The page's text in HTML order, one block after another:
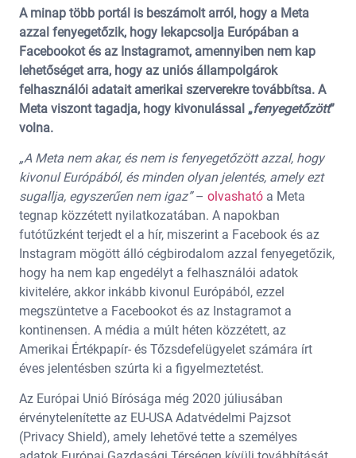
A minap több portál is beszámolt arról, hogy a Meta
azzal fenyegetőzik, hogy lekapcsolja Európában a
Facebookot és az Instagramot, amennyiben nem kap
lehetőséget arra, hogy az uniós állampolgárok
felhasználói adatait amerikai szerverekre továbbítsa. A
Meta viszont tagadja, hogy kivonulással „fenyegetőzött”
volna.
„A Meta nem akar, és nem is fenyegetőzött azzal, hogy
kivonul Európából, és minden olyan jelentés, amely ezt
sugallja, egyszerűen nem igaz”– olvasható a Meta
tegnap közzétett nyilatkozatában. A napokban
futótűzként terjedt el a hír, miszerint a Facebook és az
Instagram mögött álló cégbirodalom azzal fenyegetőzik,
hogy ha nem kap engedélyt a felhasználói adatok
kivitelére, akkor inkább kivonul Európából, ezzel
megszüntetve a Facebookot és az Instagramot a
kontinensen. A média a múlt héten közzétett, az
Amerikai Értékpapír‑ és Tőzsdefelügyelet számára írt
éves jelentésben szúrta ki a figyelmeztetést.
Az Európai Unió Bírósága még 2020 júliusában
érvénytelenítette az EU-USA Adatvédelmi Pajzsot
(Privacy Shield), amely lehetővé tette a személyes